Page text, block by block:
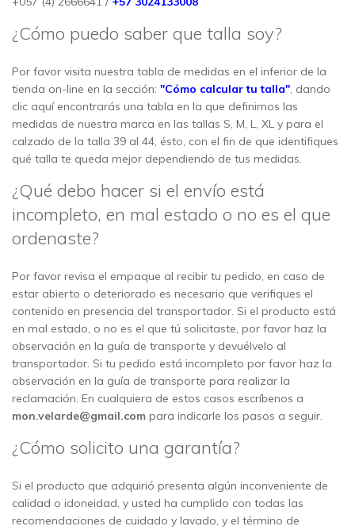
¿Cómo puedo saber que talla soy?
Por favor visita nuestra tabla de medidas en el inferior de la
tienda on-line en la sección: "Cómo calcular tu talla", dando
clic aquí encontrarás una tabla en la que definimos las
medidas de nuestra marca en las tallas S, M, L, XL y para el
calzado de la talla 39 al 44, ésto, con el fin de que identifiques
qué talla te queda mejor dependiendo de tus medidas.
¿Qué debo hacer si el envío está
incompleto, en mal estado o no es el que
ordenaste?
Por favor revisa el empaque al recibir tu pedido, en caso de
estar abierto o deteriorado es necesario que verifiques el
contenido en presencia del transportador. Si el producto está
en mal estado, o no es el que tú solicitaste, por favor haz la
observación en la guía de transporte y devuélvelo al
transportador. Si tu pedido está incompleto por favor haz la
observación en la guía de transporte para realizar la
reclamación. En cualquiera de estos casos escríbenos a
mon.velarde@gmail.com para indicarle los pasos a seguir.
¿Cómo solicito una garantía?
Si el producto que adquirió presenta algún inconveniente de
calidad o idoneidad, y usted ha cumplido con todas las
recomendaciones de cuidado y lavado, y el término de